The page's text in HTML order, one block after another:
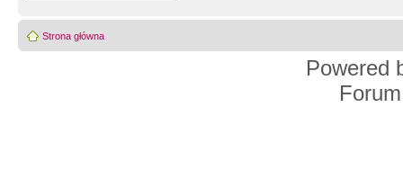
Strona główna
Powered